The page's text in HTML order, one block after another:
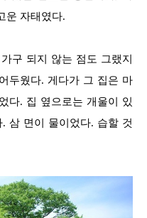
운 자태였다.
구 되지 않는 점도 그랬지
두웠다. 게다가 그 집은 마
다. 집 옆으로는 개울이 있
삼 면이 물이었다. 습할 것